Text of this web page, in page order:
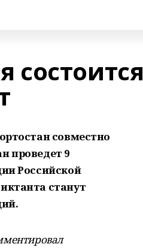
состоится
совместно
проведет 9
Российской
станут